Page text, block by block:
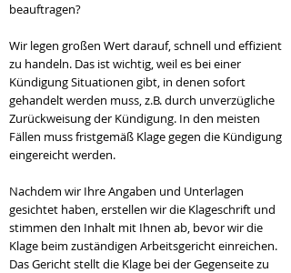
beauftragen?
Wir legen großen Wert darauf, schnell und effizient
zu handeln. Das ist wichtig, weil es bei einer
Kündigung Situationen gibt, in denen sofort
gehandelt werden muss, z.B. durch unverzügliche
Zurückweisung der Kündigung. In den meisten
Fällen muss fristgemäß Klage gegen die Kündigung
eingereicht werden.
Nachdem wir Ihre Angaben und Unterlagen
gesichtet haben, erstellen wir die Klageschrift und
stimmen den Inhalt mit Ihnen ab, bevor wir die
Klage beim zuständigen Arbeitsgericht einreichen.
Das Gericht stellt die Klage bei der Gegenseite zu